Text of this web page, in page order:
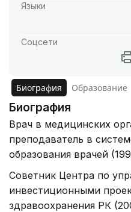
Языки
Соцсети
Биография Образование
Биография
Врач в медицинских
преподаватель в
образования врачей
Советник Центра по
инвестиционными
здравоохранения РК